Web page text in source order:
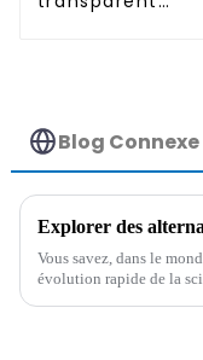
Blog Connexe
Vous savez, dans le
évolution rapide de la